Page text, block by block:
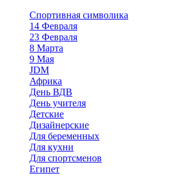
Спортивная символика
14 Февраля
23 Февраля
8 Марта
9 Мая
JDM
Африка
День ВДВ
День учителя
Детские
Дизайнерские
Для беременных
Для кухни
Для спортсменов
Египет